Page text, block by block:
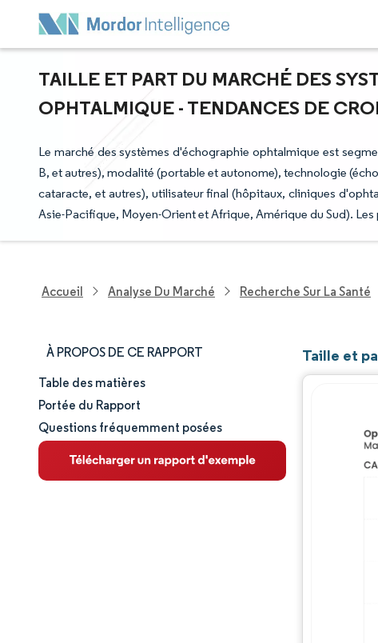
TAILLE ET PART DU MARCHÉ DES
OPHTALMIQUE - TENDANCES DE
Le marché des systèmes d'échographie ophtalmique est
B, et autres), modalité (portable et autonome), technologie
cataracte, et autres), utilisateur final (hôpitaux, cliniques
Asie-Pacifique, Moyen-Orient et Afrique, Amérique du Sud).
Accueil Analyse Du Marché Recherche Sur La Santé
À PROPOS DE CE RAPPORT
Taille et part de marché
Analyse du marché
Tendances et perspectives
Table des matières
Portée du Rapport
Questions fréquemment posées
Taille et